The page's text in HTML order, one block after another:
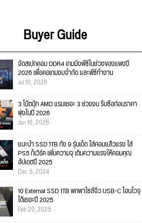
Buyer Guide
จัดสเปกคอม DDR4 เกมมิ่งพีซีในช่วงของแพงปี
2026 เพื่อคอเกมงบจำกัด และพีซีทำงาน
Jul 10, 2026
3 โน้ตบุ๊ก AMD แรมเยอะ 3 ช่วงงบ รีบซื้อก่อนราคา
พุ่งในปี 2026
Jan 16, 2026
แนะนำ SSD 1TB ทั้ง 9 รุ่นเด็ด ใส่คอมแล้วแรง ใส่
PS5 ก็เวิร์ค เพิ่มความจุ เติมความแรงให้คอมคุณ
อัปเดตปี 2025
Dec 5, 2024
10 External SSD 1TB พกพาไซส์จิ๋ว USB-C โอนไวจุ
ได้เยอะปี 2025
Feb 20, 2025